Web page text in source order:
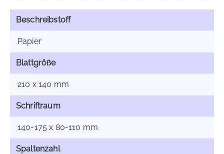
Beschreibstoff
Papier
Blattgröße
210 x 140 mm
Schriftraum
140-175 x 80-110 mm
Spaltenzahl